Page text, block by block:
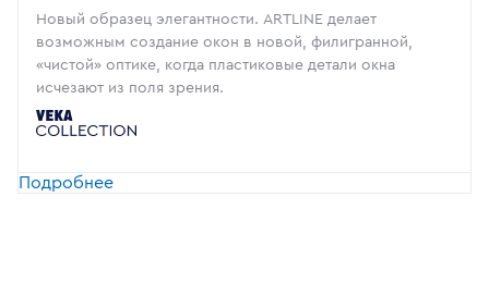
Новый образец элегантности. ARTLINE делает
возможным создание окон в новой, филигранной,
«чистой» оптике, когда пластиковые детали окна
исчезают из поля зрения.
Подробнее